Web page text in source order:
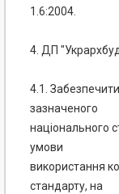
1.6:2004.
4. ДП
4.1.
зазначеного
національного
умови
використання
стандарту, на